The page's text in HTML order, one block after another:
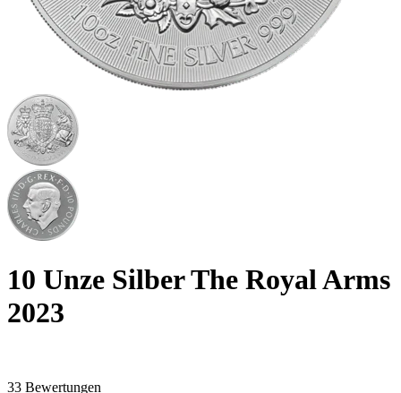
10 Unze Silber The Royal Arms
2023
33 Bewertungen